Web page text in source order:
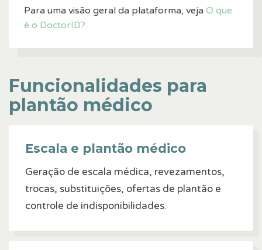
Para uma visão geral da plataforma, veja O que
é o DoctorID?
Funcionalidades para
plantão médico
Escala e plantão médico
Geração de escala médica, revezamentos,
trocas, substituições, ofertas de plantão e
controle de indisponibilidades.